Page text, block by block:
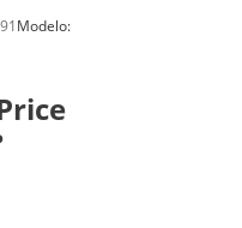
Modelo: